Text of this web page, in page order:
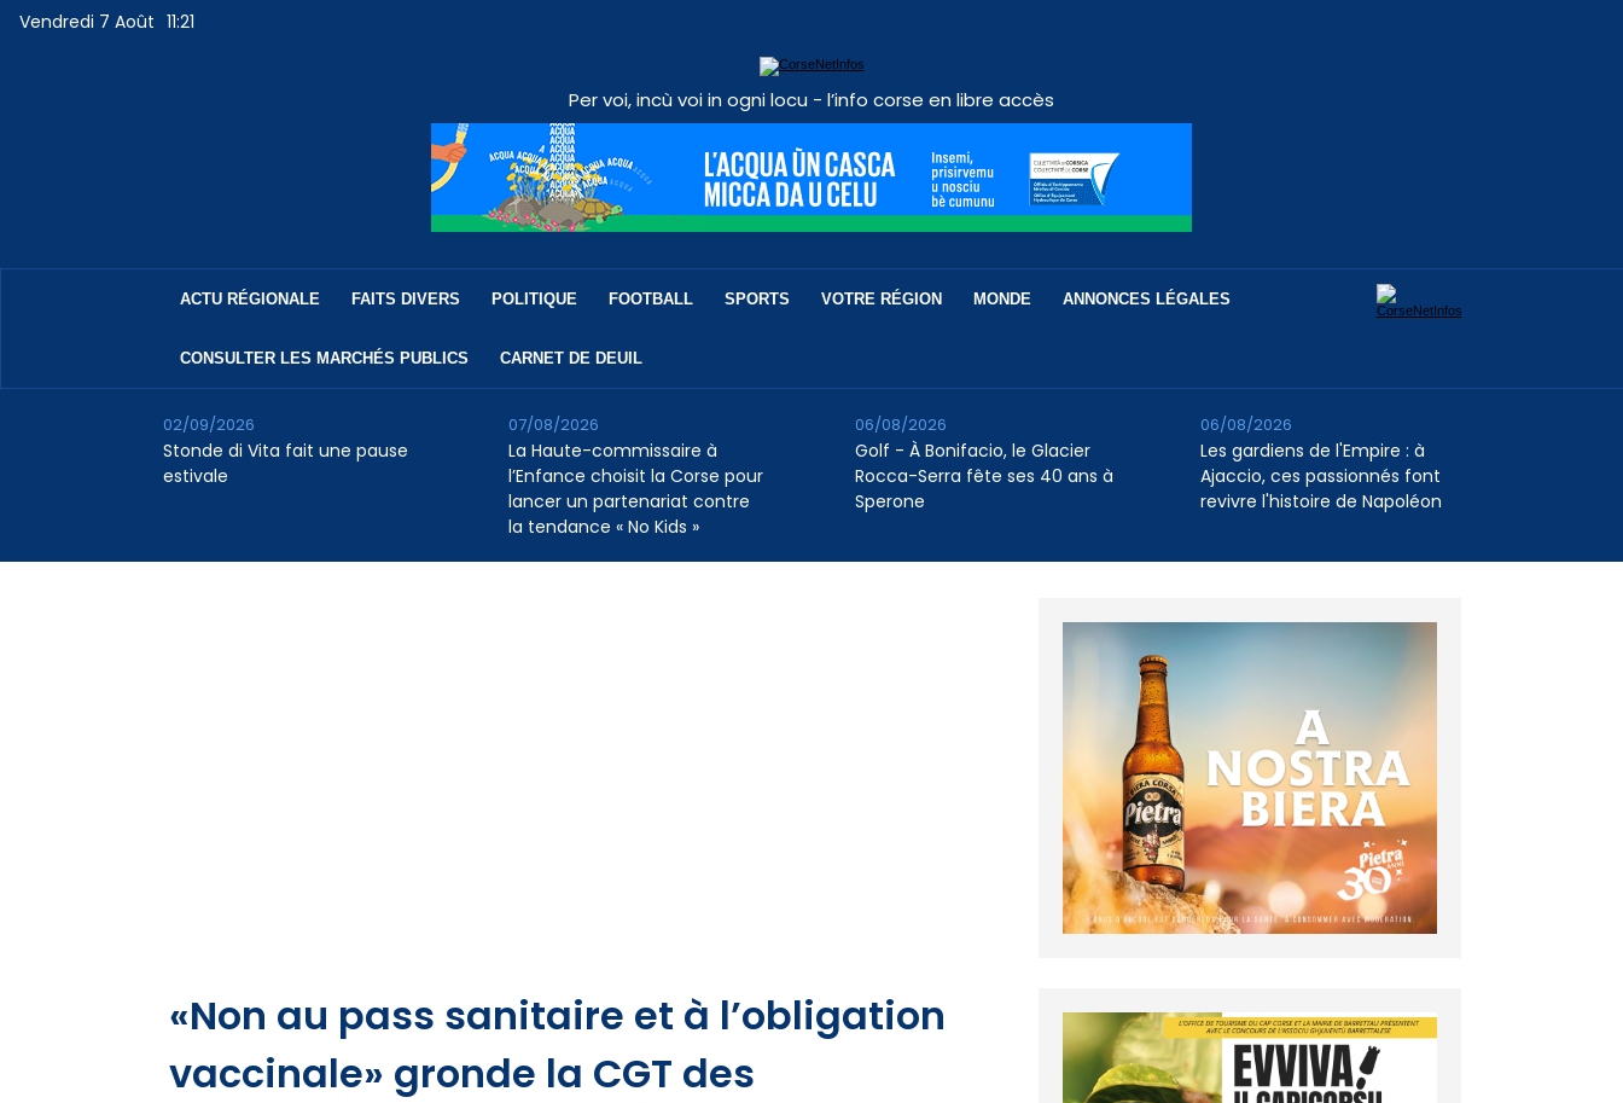
Vendredi 7 Août 11:21
Per voi, incù voi in ogni locu - l’info corse en libre accès
ACTU RÉGIONALE FAITS DIVERS POLITIQUE FOOTBALL SPORTS VOTRE RÉGION MONDE ANNONCES LÉGALES
CONSULTER LES MARCHÉS PUBLICS CARNET DE DEUIL
Stonde di Vita fait une pause
estivale
02/09/2026
La Haute-commissaire à
l’Enfance choisit la Corse pour
lancer un partenariat contre
la tendance « No Kids »
07/08/2026
Golf - À Bonifacio, le Glacier
Rocca-Serra fête ses 40 ans à
Sperone
06/08/2026
Les gardiens de l'Empire : à
Ajaccio, ces passionnés font
revivre l'histoire de Napoléon
06/08/2026
«Non au pass sanitaire et à l’obligation
vaccinale» gronde la CGT des